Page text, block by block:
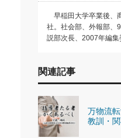
早稲田大学卒業後、
社。社会部、外報部、
説部次長、2007年編
関連記事
万物流
教訓・